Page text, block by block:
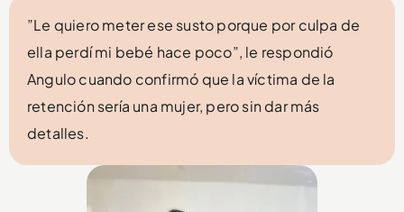
”Le quiero meter ese susto porque por culpa de
ella perdí mi bebé hace poco”, le respondió
Angulo cuando confirmó que la víctima de la
retención sería una mujer, pero sin dar más
detalles.